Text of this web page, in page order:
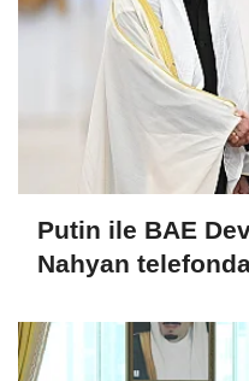
Putin ile BAE
Nahyan